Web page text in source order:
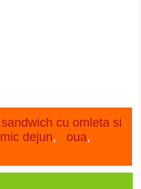
sandwich cu omleta si
mic dejun, oua,